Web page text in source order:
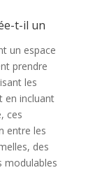
t-il un
un espace
prendre
les
en incluant
ces
entre les
des
modulables